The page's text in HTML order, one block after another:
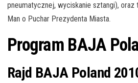
pneumatycznej, wyciskanie sztangi), oraz
Man o Puchar Prezydenta Miasta.
Program BAJA
Rajd BAJA Poland